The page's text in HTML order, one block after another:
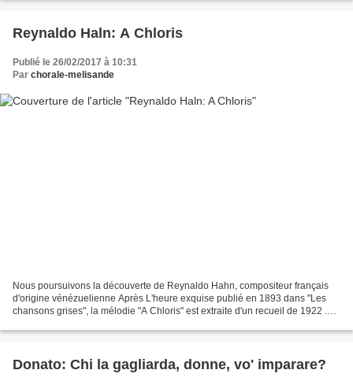
Reynaldo Haln: A Chloris
Publié le 26/02/2017 à 10:31
Par chorale-melisande
Nous poursuivons la découverte de Reynaldo Hahn, compositeur français
d'origine vénézuelienne Après L'heure exquise publié en 1893 dans "Les
chansons grises", la mélodie "A Chloris" est extraite d'un recueil de 1922 .
Donato: Chi la gagliarda, donne, vo' imparare?